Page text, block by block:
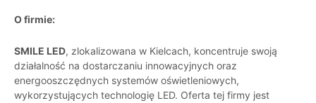
O firmie:
SMILE LED, zlokalizowana w Kielcach, koncentruje swoją
działalność na dostarczaniu innowacyjnych oraz
energooszczędnych systemów oświetleniowych,
wykorzystujących technologię LED. Oferta tej firmy jest